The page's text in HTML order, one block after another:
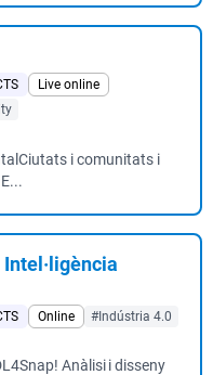
Live online
i comunitats i
Online #Indústria 4.0
Anàlisi i disseny